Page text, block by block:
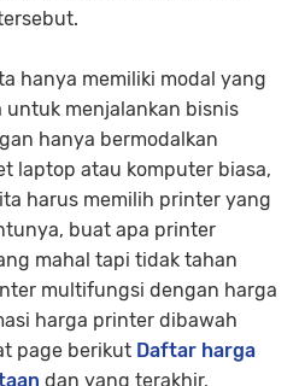
hanya memiliki modal yang
untuk menjalankan bisnis
hanya bermodalkan
laptop atau komputer biasa,
harus memilih printer yang
buat apa printer
mahal tapi tidak tahan
multifungsi dengan harga
harga printer dibawah
page berikut Daftar harga
dan yang terakhir,